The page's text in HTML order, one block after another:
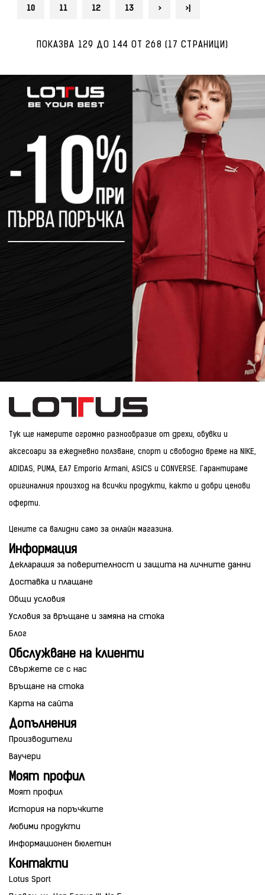
10 11 12 13 > >|
ПОКАЗВА 129 ДО 144 ОТ 268 (17 СТРАНИЦИ)
Тук ще намерите огромно разнообразие от дрехи, обувки и
аксесоари за ежедневно ползване, спорт и свободно време на NIKE,
ADIDAS, PUMA, EA7 Emporio Armani, ASICS и CONVERSE. Гарантираме
оригиналния произход на всички продукти, както и добри ценови
оферти.
Цените са валидни само за онлайн магазина.
Информация
Декларация за поверителност и защита на личните данни
Доставка и плащане
Общи условия
Условия за връщане и замяна на стока
Блог
Обслужване на клиенти
Свържете се с нас
Връщане на стока
Карта на сайта
Допълнения
Производители
Ваучери
Моят профил
Моят профил
История на поръчките
Любими продукти
Информационен бюлетин
Контакти
Lotus Sport